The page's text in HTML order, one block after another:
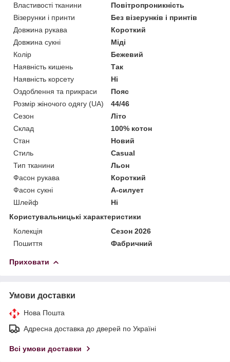
Властивості тканини
Повітропроникність
Візерунки і принти
Без візерунків і принтів
Довжина рукава
Короткий
Довжина сукні
Міді
Колір
Бежевий
Наявність кишень
Так
Наявність корсету
Ні
Оздоблення та прикраси
Пояс
Розмір жіночого одягу (UA)
44/46
Сезон
Літо
Склад
100% котон
Стан
Новий
Стиль
Casual
Тип тканини
Льон
Фасон рукава
Короткий
Фасон сукні
А-силует
Шлейф
Ні
Користувальницькі характеристики
Колекція
Сезон 2026
Пошиття
Фабричний
Приховати
Умови доставки
Нова Пошта
Адресна доставка до дверей по Україні
Всі умови доставки